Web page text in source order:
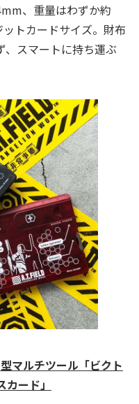
、重量はわずか約
トカードサイズ。財布
、スマートに持ち運ぶ
マルチツール「ビクト
ード」